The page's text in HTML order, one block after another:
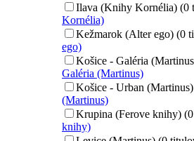
Ilava (Knihy Kornélia) (0
Kornélia)
Kežmarok (Alter ego) (0
ego)
Košice - Galéria
Galéria (Martinus)
Košice - Urban
(Martinus)
Krupina (Ferove knihy)
knihy)